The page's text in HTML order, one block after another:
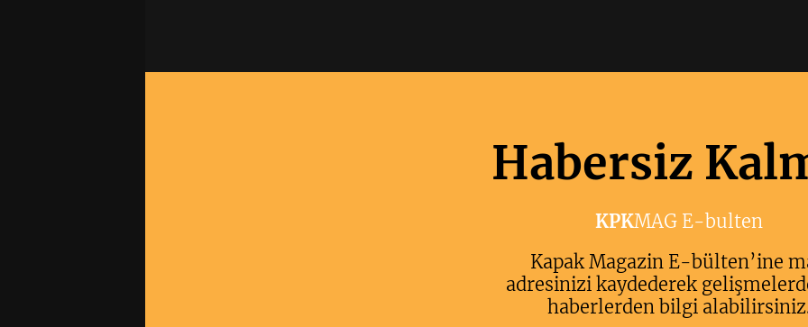
Habersiz
KPKMAG E-bulten
Kapak Magazin E-bülten’ine
adresinizi kaydederek
haberlerden bilgi